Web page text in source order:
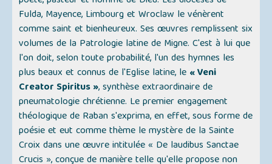
Fulda, Mayence, Limbourg et Wroclaw le vénèrent
comme saint et bienheureux. Ses œuvres remplissent six
volumes de la Patrologie latine de Migne. C'est à lui que
l'on doit, selon toute probabilité, l'un des hymnes les
plus beaux et connus de l'Eglise latine, le « Veni
Creator Spiritus », synthèse extraordinaire de
pneumatologie chrétienne. Le premier engagement
théologique de Raban s'exprima, en effet, sous forme de
poésie et eut comme thème le mystère de la Sainte
Croix dans une œuvre intitulée « De laudibus Sanctae